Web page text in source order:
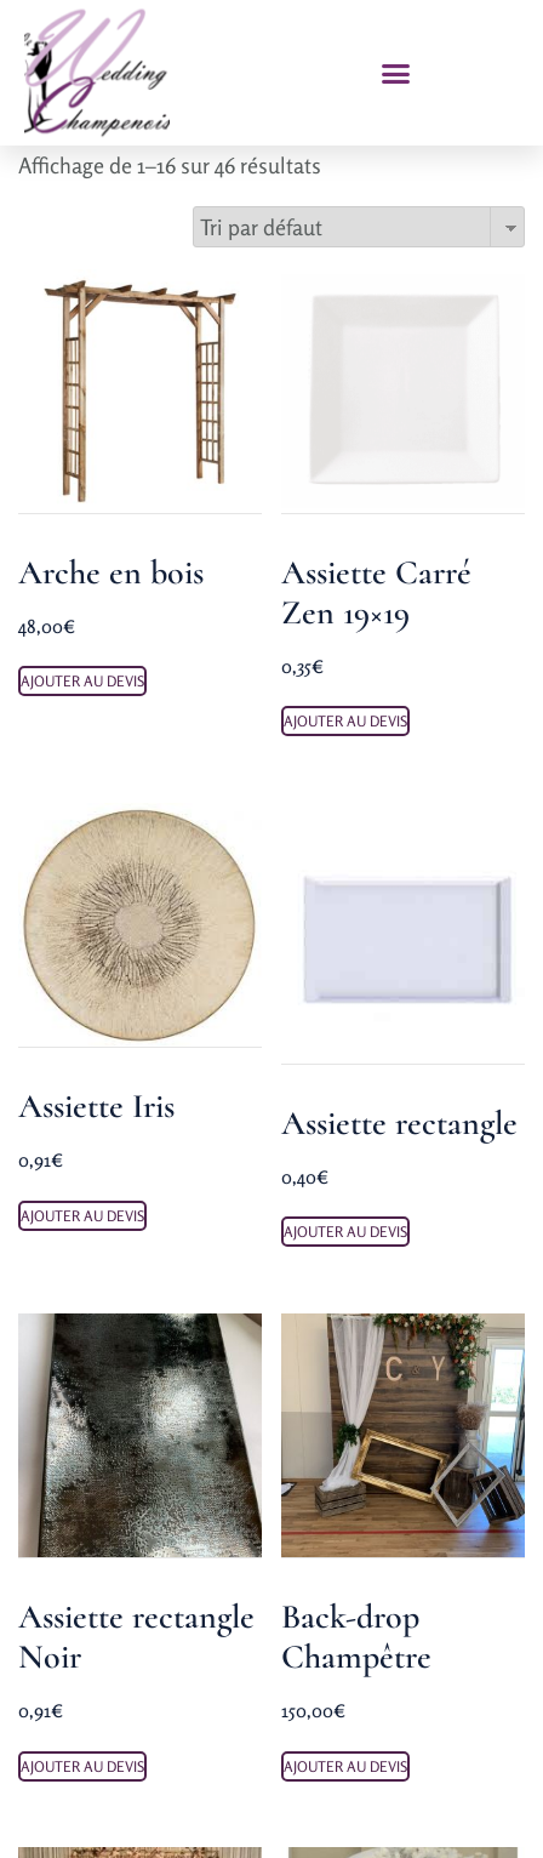
Affichage de 1–16 sur 46 résultats
Arche en bois
48,00€
AJOUTER AU DEVIS
Assiette Carré
Zen 19×19
0,35€
AJOUTER AU DEVIS
Assiette Iris
0,91€
AJOUTER AU DEVIS
Assiette rectangle
0,40€
AJOUTER AU DEVIS
Assiette rectangle
Noir
0,91€
AJOUTER AU DEVIS
Back-drop
Champêtre
150,00€
AJOUTER AU DEVIS